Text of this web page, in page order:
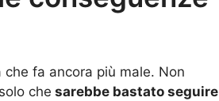
fa ancora più male. Non
che sarebbe bastato seguire